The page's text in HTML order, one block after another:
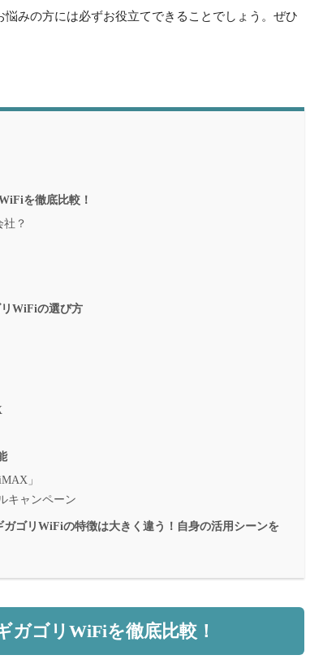
みの方には必ずお役立てできることでしょう。ぜひ
を徹底比較！
？
WiFiの選び方
」
キャンペーン
ゴリWiFiの特徴は大きく違う！自身の活用シーンを
ゴリWiFiを徹底比較！